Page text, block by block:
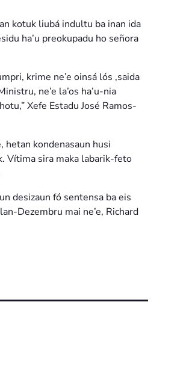
kotuk liubá indultu ba inan ida
ha’u preokupadu ho señora
krime ne’e oinsá lós ,saida
ne’e la’os ha’u-nia
Xefe Estadu José Ramos-
hetan kondenasaun husi
Vítima sira maka labarik-feto
desizaun fó sentensa ba eis
Dezembru mai ne’e, Richard